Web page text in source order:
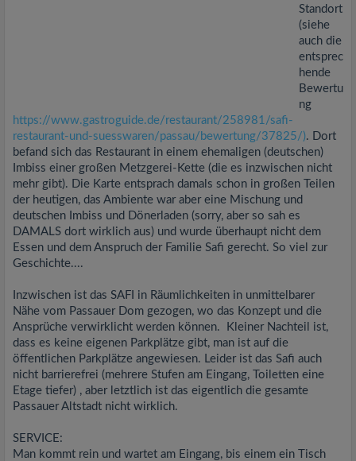
Standort
(siehe
auch die
entsprec
hende
Bewertu
ng
https://www.gastroguide.de/restaurant/258981/safi-
restaurant-und-suesswaren/passau/bewertung/37825/). Dort
befand sich das Restaurant in einem ehemaligen (deutschen)
Imbiss einer großen Metzgerei-Kette (die es inzwischen nicht
mehr gibt). Die Karte entsprach damals schon in großen Teilen
der heutigen, das Ambiente war aber eine Mischung und
deutschen Imbiss und Dönerladen (sorry, aber so sah es
DAMALS dort wirklich aus) und wurde überhaupt nicht dem
Essen und dem Anspruch der Familie Safi gerecht. So viel zur
Geschichte....
Inzwischen ist das SAFI in Räumlichkeiten in unmittelbarer
Nähe vom Passauer Dom gezogen, wo das Konzept und die
Ansprüche verwirklicht werden können. Kleiner Nachteil ist,
dass es keine eigenen Parkplätze gibt, man ist auf die
öffentlichen Parkplätze angewiesen. Leider ist das Safi auch
nicht barrierefrei (mehrere Stufen am Eingang, Toiletten eine
Etage tiefer) , aber letztlich ist das eigentlich die gesamte
Passauer Altstadt nicht wirklich.
SERVICE:
Man kommt rein und wartet am Eingang, bis einem ein Tisch